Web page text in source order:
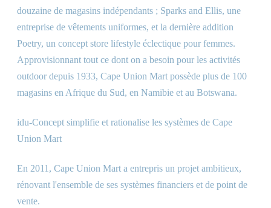
douzaine de magasins indépendants ; Sparks and Ellis, une
entreprise de vêtements uniformes, et la dernière addition
Poetry, un concept store lifestyle éclectique pour femmes.
Approvisionnant tout ce dont on a besoin pour les activités
outdoor depuis 1933, Cape Union Mart possède plus de 100
magasins en Afrique du Sud, en Namibie et au Botswana.
idu-Concept simplifie et rationalise les systèmes de Cape
Union Mart
En 2011, Cape Union Mart a entrepris un projet ambitieux,
rénovant l'ensemble de ses systèmes financiers et de point de
vente.